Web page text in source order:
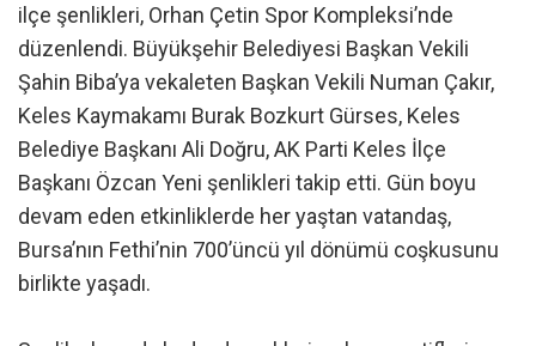
ilçe şenlikleri, Orhan Çetin Spor Kompleksi’nde
düzenlendi. Büyükşehir Belediyesi Başkan Vekili
Şahin Biba’ya vekaleten Başkan Vekili Numan Çakır,
Keles Kaymakamı Burak Bozkurt Gürses, Keles
Belediye Başkanı Ali Doğru, AK Parti Keles İlçe
Başkanı Özcan Yeni şenlikleri takip etti. Gün boyu
devam eden etkinliklerde her yaştan vatandaş,
Bursa’nın Fethi’nin 700’üncü yıl dönümü coşkusunu
birlikte yaşadı.